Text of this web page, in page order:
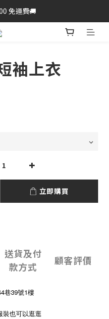
免運費🚚
袖上衣
立即購買
送貨及付
款方式
顧客評價
巷39號1樓
裝也可以逛逛